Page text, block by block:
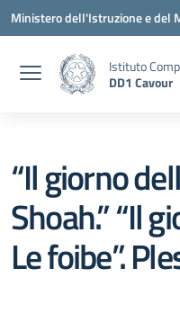
Vai ai contenuti
Vai al menu di navigazione
Vai al footer
Ministero dell'Istruzione e del
Istituto
DD1 Cavour
“Il giorno
Shoah.” “Il
Le foibe”.